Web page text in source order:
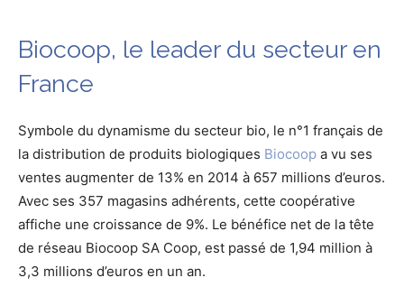
Biocoop, le leader du secteur en
France
Symbole du dynamisme du secteur bio, le n°1 français de
la distribution de produits biologiques Biocoop a vu ses
ventes augmenter de 13% en 2014 à 657 millions d’euros.
Avec ses 357 magasins adhérents, cette coopérative
affiche une croissance de 9%. Le bénéfice net de la tête
de réseau Biocoop SA Coop, est passé de 1,94 million à
3,3 millions d’euros en un an.